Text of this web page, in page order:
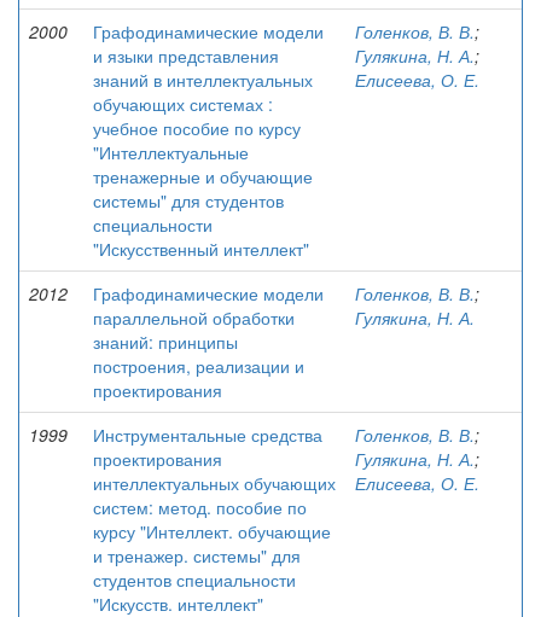
2000
Графодинамические модели
и языки представления
знаний в интеллектуальных
обучающих системах :
учебное пособие по курсу
"Интеллектуальные
тренажерные и обучающие
системы" для студентов
специальности
"Искусственный интеллект"
Голенков, В. В.;
Гулякина, Н. А.;
Елисеева, О. Е.
2012
Графодинамические модели
параллельной обработки
знаний: принципы
построения, реализации и
проектирования
Голенков, В. В.;
Гулякина, Н. А.
1999
Инструментальные средства
проектирования
интеллектуальных обучающих
систем: метод. пособие по
курсу "Интеллект. обучающие
и тренажер. системы" для
студентов специальности
"Искусств. интеллект"
Голенков, В. В.;
Гулякина, Н. А.;
Елисеева, О. Е.